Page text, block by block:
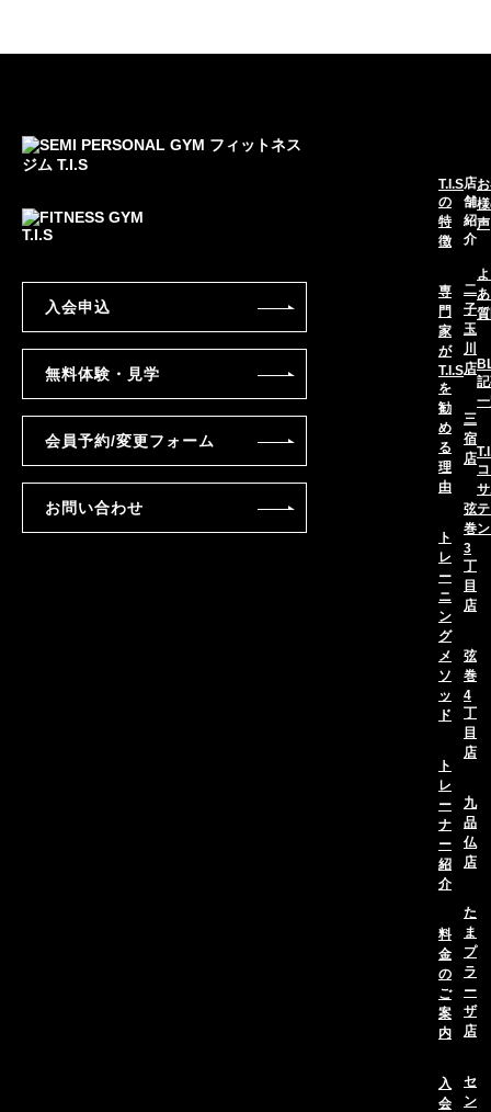
入会申込
無料体験・見学
会員予約/変更フォーム
お問い合わせ
T.I.S
の
特
徴
専
門
家
が
T.I.S
を
勧
め
る
理
由
ト
レ
ー
ニ
ン
グ
メ
ソ
ッ
ド
ト
レ
ー
ナ
ー
紹
介
料
金
の
ご
案
内
入
会
店
舗
紹
介
二
子
玉
川
店
三
宿
店
弦
巻
3
丁
目
店
弦
巻
4
丁
目
店
九
品
仏
店
た
ま
プ
ラ
ー
ザ
店
セ
ン
声